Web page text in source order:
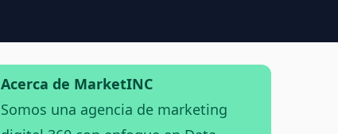
Acerca de MarketINC
Somos una agencia de marketing